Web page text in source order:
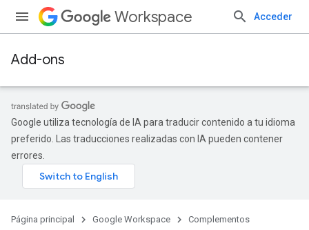
Workspace Acceder
Add-ons
Google utiliza tecnología de IA para traducir contenido a tu idioma
preferido. Las traducciones realizadas con IA pueden contener
errores.
Página principal Google Workspace
Complementos